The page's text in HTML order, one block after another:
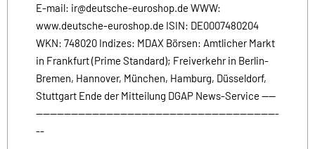
E-mail: ir@deutsche-euroshop.de WWW:
www.deutsche-euroshop.de ISIN: DE0007480204
WKN: 748020 Indizes: MDAX Börsen: Amtlicher Markt
in Frankfurt (Prime Standard); Freiverkehr in Berlin-
Bremen, Hannover, München, Hamburg, Düsseldorf,
Stuttgart Ende der Mitteilung DGAP News-Service ----
---------------------------------------------------------------------
--